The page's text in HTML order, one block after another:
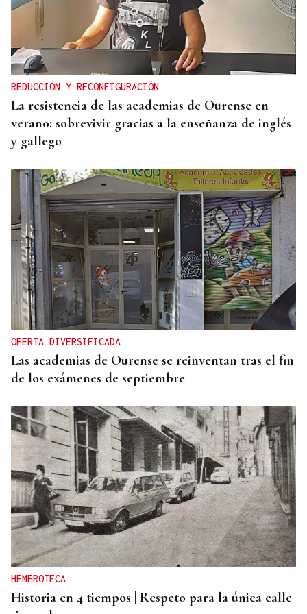
2019, SU PRIMERA GRANDE
Pogacar vuelve a La Vuelta siete años después y
busca conquistar el maillot rojo
REDUCCIÓN Y RECONFIGURACIÓN
La resistencia de las academias de Ourense en
verano: sobrevivir gracias a la enseñanza de inglés
y gallego
OFERTA DIVERSIFICADA
Las academias de Ourense se reinventan tras el fin
de los exámenes de septiembre
HEMEROTECA
Historia en 4 tiempos | Respeto para la única calle